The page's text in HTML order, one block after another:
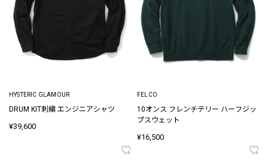
HYSTERIC GLAMOUR
DRUM KIT刺繍 エンジニアシャツ
¥39,600
FELCO
10オンス フレンチテリー ハーフジッ
プスウェット
¥16,500